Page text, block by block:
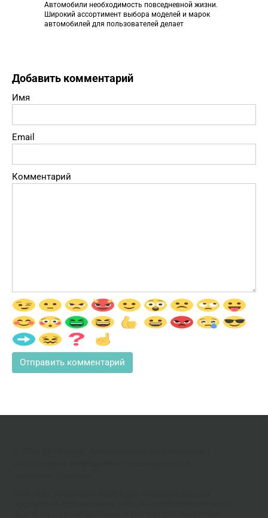
Автомобили необходимость повседневной жизни.
Широкий ассортимент выбора моделей и марок
автомобилей для пользователей делает
Добавить комментарий
Имя
Email
Комментарий